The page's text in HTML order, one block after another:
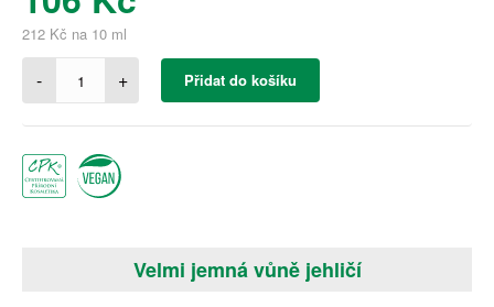
212 Kč na 10 ml
- + Přidat do košíku
Velmi jemná vůně jehličí